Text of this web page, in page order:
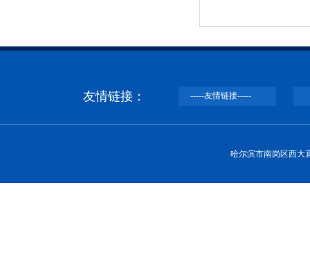
友情链接：
哈尔滨市南岗区西大